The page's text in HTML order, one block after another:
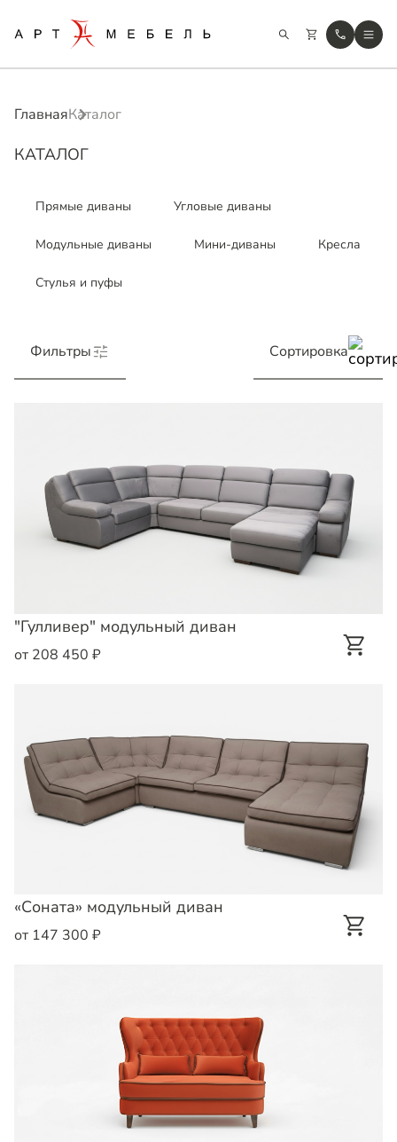
ГлавнаяКаталог
КАТАЛОГ
Прямые диваны Угловые диваны
Модульные диваны Мини-диваны Кресла
Стулья и пуфы
Фильтры Сортировка
"Гулливер" модульный диван
от 208 450 ₽
«Соната» модульный диван
от 147 300 ₽